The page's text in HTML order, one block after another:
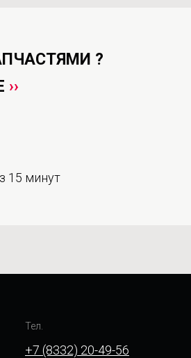
?
››
15 минут
Тел.
+7 (8332) 20-49-56